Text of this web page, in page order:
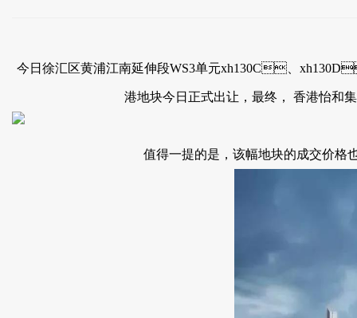
今日徐汇区黄浦江南延伸段WS3单元xh130C、
港地块今日正式出让，最终， 香港怡
值得一提的是，该幅地块的成交价